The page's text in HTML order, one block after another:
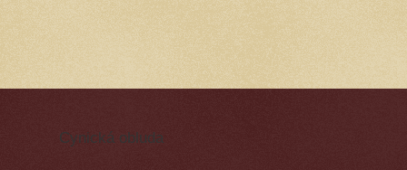
Cynická obluda